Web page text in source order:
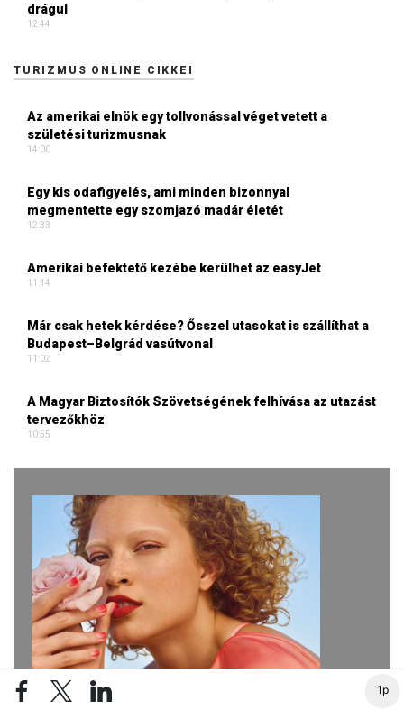
1p
drágul
12:44
TURIZMUS ONLINE CIKKEI
Az amerikai elnök egy tollvonással véget vetett a
születési turizmusnak
14:00
Egy kis odafigyelés, ami minden bizonnyal
megmentette egy szomjazó madár életét
12:33
Amerikai befektető kezébe kerülhet az easyJet
11:14
Már csak hetek kérdése? Ősszel utasokat is szállíthat a
Budapest–Belgrád vasútvonal
11:02
A Magyar Biztosítók Szövetségének felhívása az utazást
tervezőkhöz
10:55